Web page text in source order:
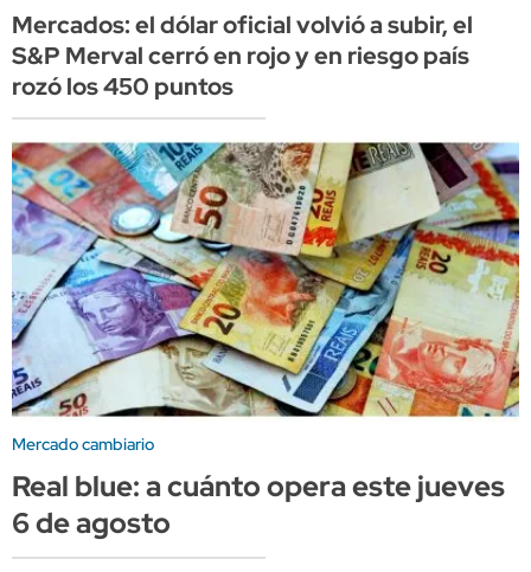
Mercados: el dólar oficial volvió a subir, el
S&P Merval cerró en rojo y en riesgo país
rozó los 450 puntos
Mercado cambiario
Real blue: a cuánto opera este jueves
6 de agosto